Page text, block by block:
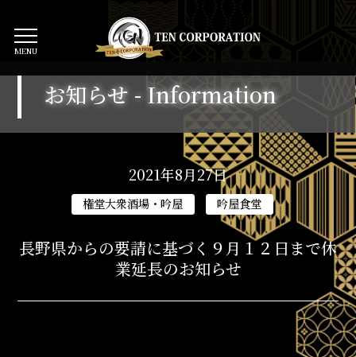
MENU
お知らせ - Information
2021年8月27日
長野県からの要請に基づく９月１２日まで休
業延長のお知らせ